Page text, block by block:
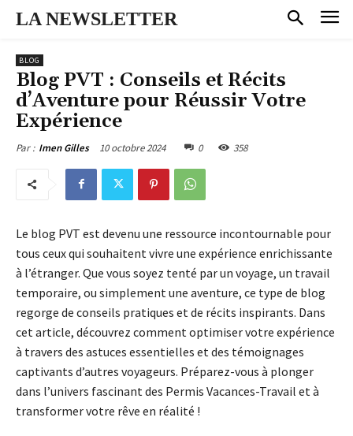
LA NEWSLETTER
BLOG
Blog PVT : Conseils et Récits
d’Aventure pour Réussir Votre
Expérience
Par : Imen Gilles 10 octobre 2024 0 358
Le blog PVT est devenu une ressource incontournable pour
tous ceux qui souhaitent vivre une expérience enrichissante
à l’étranger. Que vous soyez tenté par un voyage, un travail
temporaire, ou simplement une aventure, ce type de blog
regorge de conseils pratiques et de récits inspirants. Dans
cet article, découvrez comment optimiser votre expérience
à travers des astuces essentielles et des témoignages
captivants d’autres voyageurs. Préparez-vous à plonger
dans l’univers fascinant des Permis Vacances-Travail et à
transformer votre rêve en réalité !